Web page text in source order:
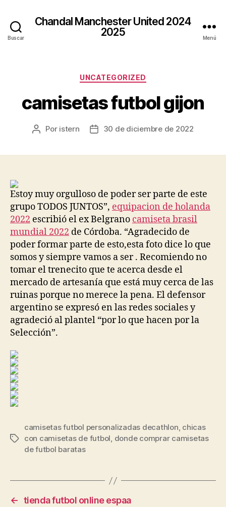
Buscar
Chandal Manchester United 2024
2025
Menú
Categorías
UNCATEGORIZED
camisetas futbol gijon
Autor
Por istern
Fecha30 de diciembre de 2022
Estoy muy orgulloso de poder ser parte de este
grupo TODOS JUNTOS”, equipacion de holanda
2022 escribió el ex Belgrano camiseta brasil
mundial 2022 de Córdoba. “Agradecido de
poder formar parte de esto,esta foto dice lo que
somos y siempre vamos a ser . Recomiendo no
tomar el trenecito que te acerca desde el
mercado de artesanía que está muy cerca de las
ruinas porque no merece la pena. El defensor
argentino se expresó en las redes sociales y
agradeció al plantel “por lo que hacen por la
Selección”.
Etiquetas
camisetas futbol personalizadas decathlon, chicas
con camisetas de futbol, donde comprar camisetas
de futbol baratas
← tienda futbol online espaa